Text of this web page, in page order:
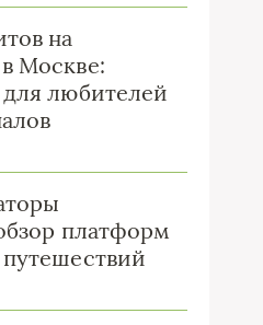
на
Москве:
любителей
платформ